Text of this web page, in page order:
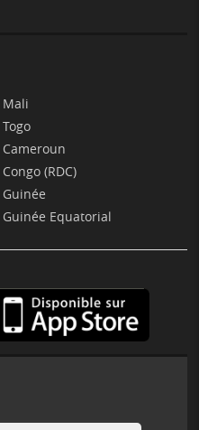
Mali
Togo
Cameroun
Congo (RDC)
Guinée
Guinée Equatorial